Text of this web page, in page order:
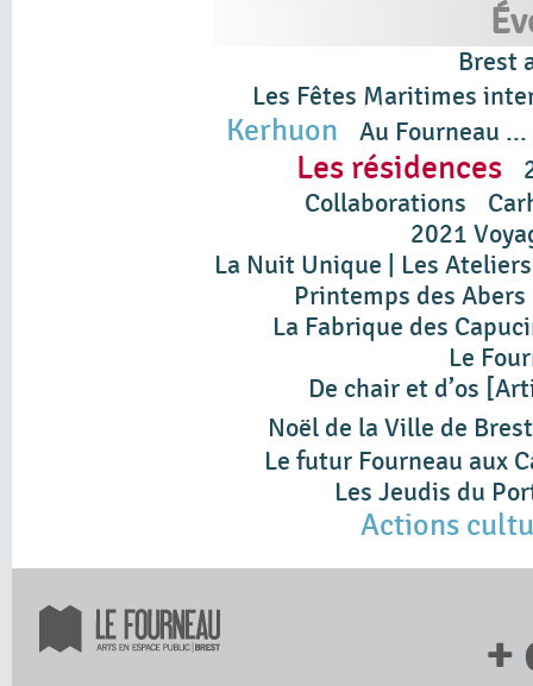
Brest
Les Fêtes Maritimes
Kerhuon Au Fourneau ...
Les résidences
Collaborations
2021
La Nuit Unique | Les
Printemps des Abers
La Fabrique des
Le
De chair et d’os
Noël de la Ville de Brest
Le futur Fourneau aux
Les Jeudis du
Actions
+